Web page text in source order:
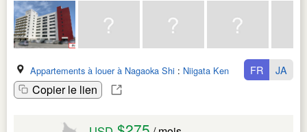
Appartements à louer à Nagaoka Shi : Niigata Ken
Copier le lien
FR JA